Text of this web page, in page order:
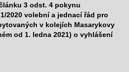
3 odst. 4 pokynu
2020 volební a jednací řád pro
v kolejích Masarykovy
od 1. ledna 2021) o vyhlášení